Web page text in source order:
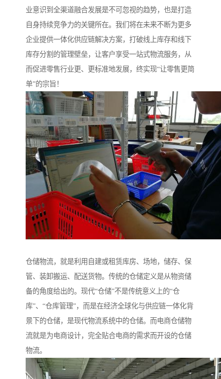
业意识到全渠道融合发展是不可忽视的趋势，也是打造
自身持续竞争力的关键所在。我们将在未来不断为更多
企业提供一体化供应链解决方案，打破线上库存和线下
库存分割的管理壁垒，让客户享受一站式物流服务，从
而促进零售行业更、更标准地发展，终实现“让零售更简
单”的宗旨！
仓储物流，就是利用自建或租赁库房、场地，储存、保
管、装卸搬运、配送货物。传统的仓储定义是从物资储
备的角度给出的。现代“仓储”不是传统意义上的“仓
库”、“仓库管理”，而是在经济全球化与供应链一体化背
景下的仓储，是现代物流系统中的仓储。而电商仓储物
流就是为电商设计，完全贴合电商的需求而开设的仓储
物流。